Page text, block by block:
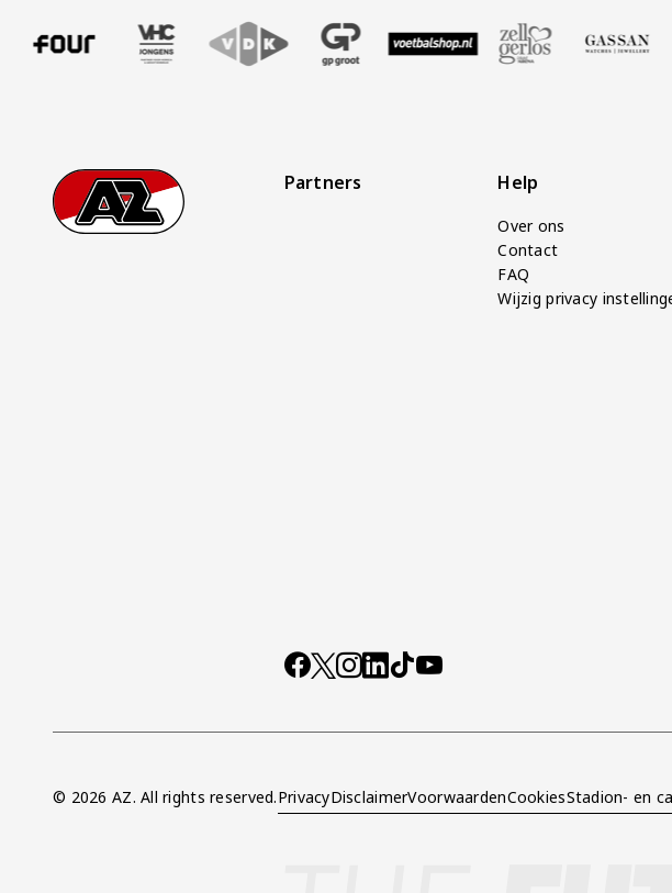
FooterGa naar onze homepagePartners Help
Over ons
Contact
FAQ
Wijzig privacy
Socials
https://www.facebook.com/AZAlkmaar
X Instagram
LinkedIn
TikTokYouTube
Overig
© 2026 AZ. All rights reserved.PrivacyDisclaimerVoorwaardenCookiesStadion- en